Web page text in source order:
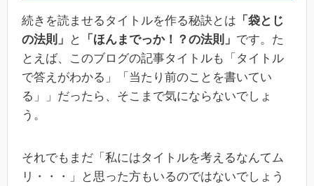
続きを読ませるタイトルを作る秘訣とは 「袋とじ
の法則」
と 「ほんまでっか！？の法則」 です。た
とえば、このブログの記事タイトルも「タイトル
で答えがわかる」「当たり前のことを書いてい
る」」だったら、そこまで気にならないでしょ
う。
それでもまだ「私にはタイトルを考えるなんてム
リ・・・」と思った方もいるのではないでしょう